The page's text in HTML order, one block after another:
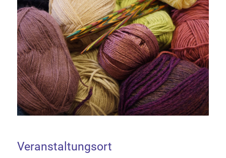
Veranstaltungsort